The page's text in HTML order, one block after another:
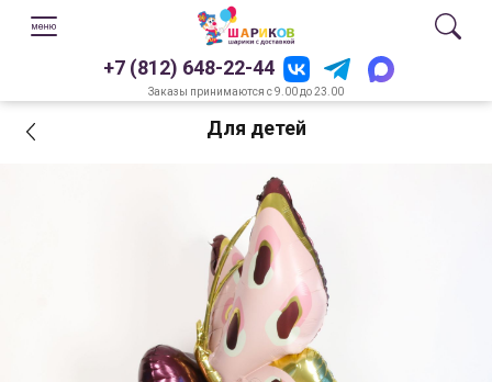
+7 (812) 648-22-44
Заказы принимаются с 9.00 до 23.00
Для детей